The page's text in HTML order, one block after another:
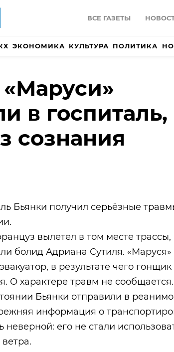
ВСЕ ГАЗЕТЫ
ЭКОНОМИКА КУЛЬТУРА ПОЛИТИКА
в госпиталь,
сознания
Бьянки получил серьёзные
вылетел в том месте трассы,
болид Адриана Сутиля. «Маруся»
в результате чего гонщик
О характере травм не
Бьянки отправили в
информация о
неверной: его не стали